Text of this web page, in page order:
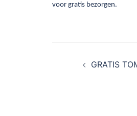
voor gratis bezorgen.
navigatie
GRATIS